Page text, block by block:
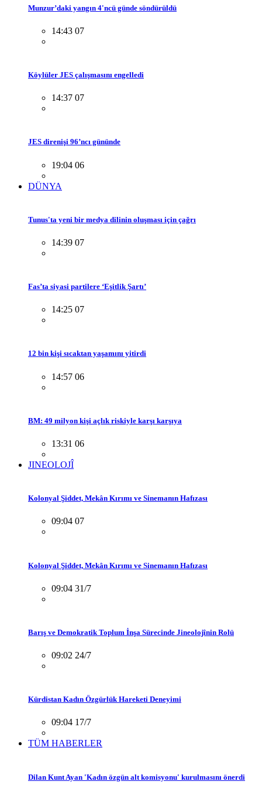
Munzur’daki yangın 4'ncü günde söndürüldü
14:43 07
Köylüler JES çalışmasını engelledi
14:37 07
JES direnişi 96’ncı gününde
19:04 06
DÜNYA
Tunus'ta yeni bir medya dilinin oluşması için çağrı
14:39 07
Fas’ta siyasi partilere ‘Eşitlik Şartı’
14:25 07
12 bin kişi sıcaktan yaşamını yitirdi
14:57 06
BM: 49 milyon kişi açlık riskiyle karşı karşıya
13:31 06
JINEOLOJÎ
Kolonyal Şiddet, Mekân Kırımı ve Sinemanın Hafızası
09:04 07
Kolonyal Şiddet, Mekân Kırımı ve Sinemanın Hafızası
09:04 31/7
Barış ve Demokratik Toplum İnşa Sürecinde Jineolojînin Rolü
09:02 24/7
Kürdistan Kadın Özgürlük Hareketi Deneyimi
09:04 17/7
TÜM HABERLER
Dilan Kunt Ayan 'Kadın özgün alt komisyonu' kurulmasını önerdi